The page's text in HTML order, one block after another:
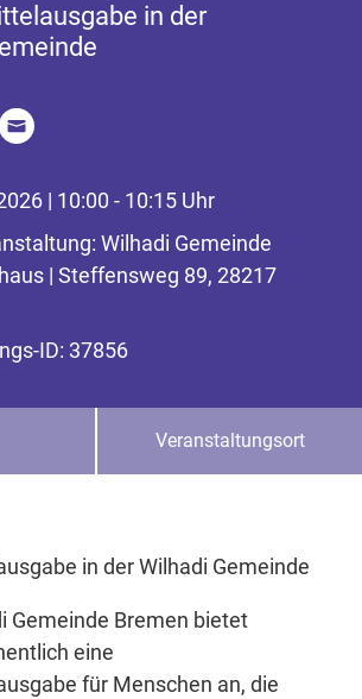
in der
| 10:00 - 10:15 Uhr
Wilhadi Gemeinde
| Steffensweg 89, 28217
ID: 37856
Veranstaltungsort
in der Wilhadi Gemeinde
Gemeinde Bremen bietet
eine
für Menschen an, die